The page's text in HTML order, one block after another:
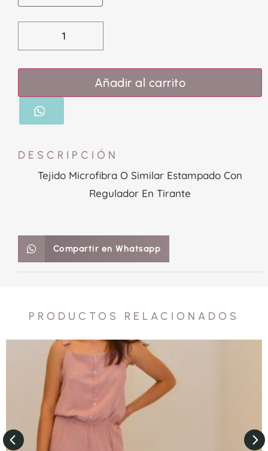
Añadir al carrito
DESCRIPCIÓN
Tejido Microfibra O Similar Estampado Con
Regulador En Tirante
Compartir en Whatsapp
PRODUCTOS RELACIONADOS